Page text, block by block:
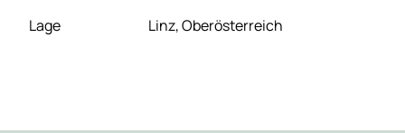
Lage
Linz, Oberösterreich